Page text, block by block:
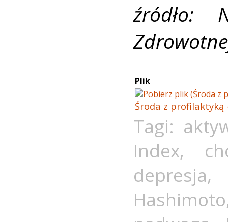
źródło:
Plik
Środa z profilaktyką
Tagi:
Index,
depresja
Hashimoto